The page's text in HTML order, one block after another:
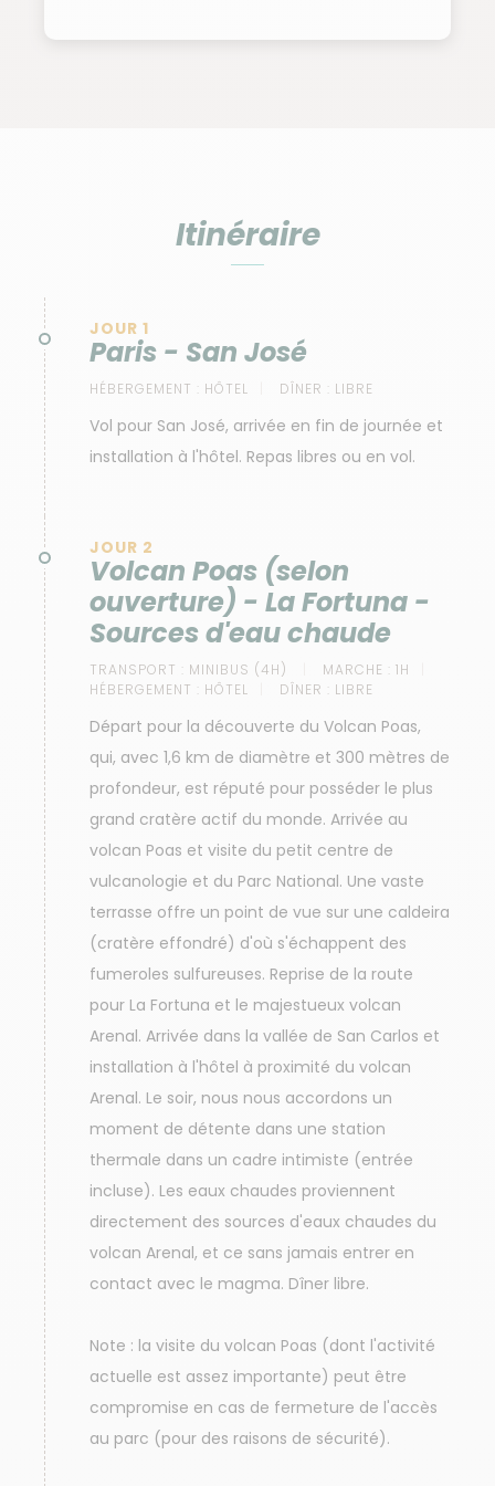
Itinéraire
JOUR 1
Paris - San José
HÉBERGEMENT : HÔTEL DÎNER : LIBRE
Vol pour San José, arrivée en fin de journée et
installation à l'hôtel. Repas libres ou en vol.
JOUR 2
Volcan Poas (selon
ouverture) - La Fortuna -
Sources d'eau chaude
TRANSPORT : MINIBUS (4H) MARCHE : 1H
HÉBERGEMENT : HÔTEL DÎNER : LIBRE
Départ pour la découverte du Volcan Poas,
qui, avec 1,6 km de diamètre et 300 mètres de
profondeur, est réputé pour posséder le plus
grand cratère actif du monde. Arrivée au
volcan Poas et visite du petit centre de
vulcanologie et du Parc National. Une vaste
terrasse offre un point de vue sur une caldeira
(cratère effondré) d'où s'échappent des
fumeroles sulfureuses. Reprise de la route
pour La Fortuna et le majestueux volcan
Arenal. Arrivée dans la vallée de San Carlos et
installation à l'hôtel à proximité du volcan
Arenal. Le soir, nous nous accordons un
moment de détente dans une station
thermale dans un cadre intimiste (entrée
incluse). Les eaux chaudes proviennent
directement des sources d'eaux chaudes du
volcan Arenal, et ce sans jamais entrer en
contact avec le magma. Dîner libre.
Note : la visite du volcan Poas (dont l'activité
actuelle est assez importante) peut être
compromise en cas de fermeture de l'accès
au parc (pour des raisons de sécurité).